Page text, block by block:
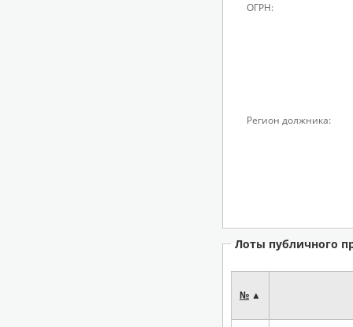
ОГРН:
Регион должника:
Лоты публичного
№ ▲